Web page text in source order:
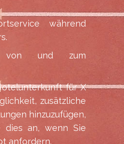
während
von und zum
für X
zusätzliche
hinzuzufügen,
dies an, wenn Sie
anfordern.